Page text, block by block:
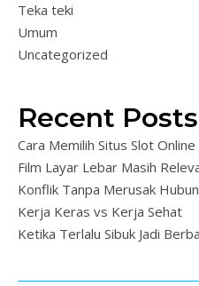
Teka teki
Umum
Uncategorized
Recent Posts
Cara Memilih Situs Slot
Film Layar Lebar Masih
Konflik Tanpa Merusak
Kerja Keras vs Kerja Sehat
Ketika Terlalu Sibuk Jadi